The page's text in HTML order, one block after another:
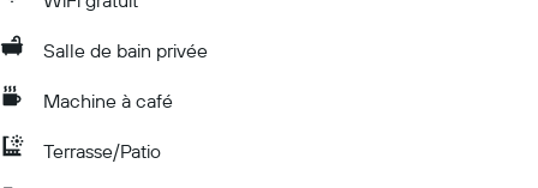
Salle de bain privée
Machine à café
Terrasse/Patio